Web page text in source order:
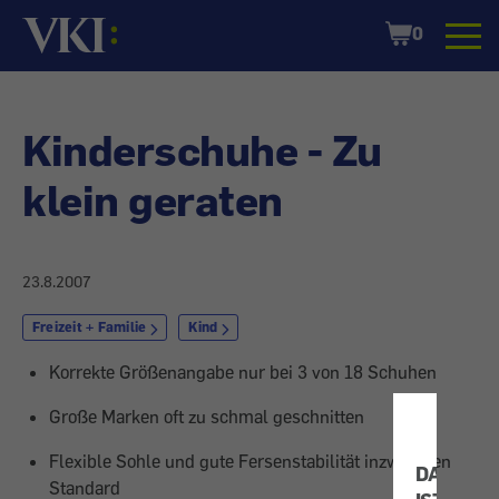
Startseite
Shopping
Cart
0
Kinderschuhe - Zu
klein geraten
23.8.2007
Freizeit + Familie Kind
Korrekte Größenangabe nur bei 3 von 18 Schuhen
Große Marken oft zu schmal geschnitten
Flexible Sohle und gute Fersenstabilität inzwischen
Standard